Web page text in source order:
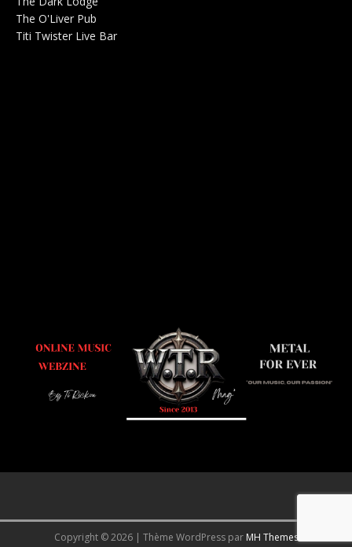
The O'Liver Pub
Titi Twister Live Bar
Copyright © 2026 | Thème WordPress par MH Themes